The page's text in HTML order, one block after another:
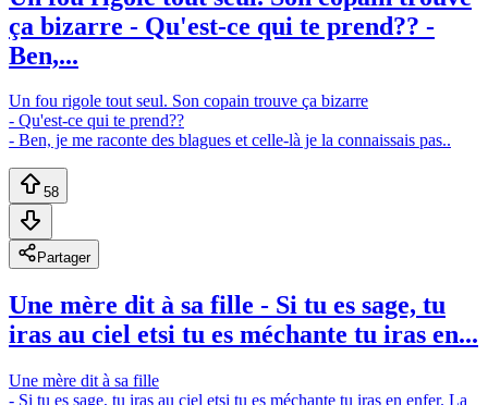
ça bizarre - Qu'est-ce qui te prend?? -
Ben,...
Un fou rigole tout seul. Son copain trouve ça bizarre
- Qu'est-ce qui te prend??
- Ben, je me raconte des blagues et celle-là je la connaissais pas..
58
Partager
Une mère dit à sa fille - Si tu es sage, tu
iras au ciel etsi tu es méchante tu iras en...
Une mère dit à sa fille
- Si tu es sage, tu iras au ciel etsi tu es méchante tu iras en enfer. La